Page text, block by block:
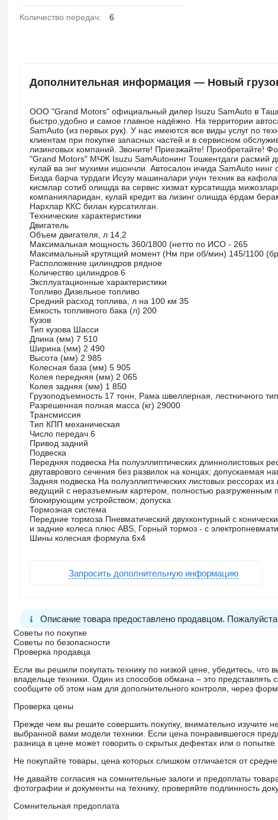
Количество передач: 6
Дополнительная информация — Новый
ООО "Grand Motors" официальный дилер Isuzu SamAuto в
быстро,удобно и самое главное надёжно. На территории
SamAuto (из первых рук). У нас имеются все виды услуг по
клиентам при покупке запасных частей и в сервисном
лизинговых компаний. Звоните! Приезжайте! Приобретайте!
"Grand Motors" МЧЖ Isuzu SamAutoнинг Тошкентдаги расмий
кулай ва энг мухими ишончли. Автосалон ичида SamAuto
Бизда барча турдаги Исузу машиналари учун техник ва
кисмлар сотиб олишда ва сервис хизмат курсатишда
компанияларидан, кулай кредит ва лизинг олишда ёрдам
Нархлар ККС билан курсатилган.
Технические характеристики
Двигатель
Объем двигателя, л 14,2
Максимальная мощность 360/1800 (нетто по ИСО - 265
Максимальный крутящий момент (Нм при об/мин) 145/1100
Расположение цилиндров рядное
Количество цилиндров 6
Эксплуатационные характеристики
Топливо Дизельное топливо
Средний расход топлива, л на 100 км 35
Емкость топливного бака (л) 200
Кузов
Тип кузова Шасси
Длина (мм) 7 510
Ширина (мм) 2 490
Высота (мм) 2 985
Колесная база (мм) 5 905
Колея передняя (мм) 2 065
Колея задняя (мм) 1 850
Грузоподъемность 17 тонн, Рама швеллерная, лестничного
Разрешенная полная масса (кг) 29000
Трансмиссия
Тип КПП механическая
Число передач 6
Привод задний
Подвеска
Передняя подвеска На полуэллиптических длиннолистовых
двутаврового сечения без развилок на концах; допускаемая
Задняя подвеска На полуэллиптических листовых рессорах
ведущий с неразъемным картером, полностью
блокирующим устройством; допуска
Тормозная система
Передние тормоза Пневматический двухконтурный с
и задние колеса плюс ABS, Горный тормоз - с
Шины колесная формула 6х4
Запросить дополнительную информацию
Описание товара предоставлено продавцом.
Советы по покупке
Советы по безопасности
Проверка продавца
Если вы решили покупать технику по низкой цене, убедитесь,
владельце техники. Один из способов обмана – это
сообщите об этом нам для дополнительного контроля, через
Проверка цены
Прежде чем вы решите совершить покупку, внимательно изучите
выбранной вами модели техники. Если цена понравившегося
разница в цене может говорить о скрытых дефектах или о
Не покупайте товары, цена которых слишком отличается от
Не давайте согласия на сомнительные залоги и предоплаты
фотографии и документы на технику, проверяйте подлинность
Сомнительная предоплата